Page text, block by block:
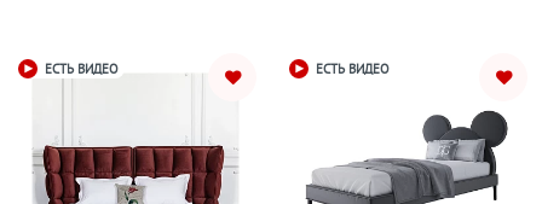
ЕСТЬ ВИДЕО ЕСТЬ ВИДЕО